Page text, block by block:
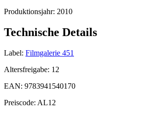
Produktionsjahr: 2010
Technische Details
Label: Filmgalerie 451
Altersfreigabe: 12
EAN: 9783941540170
Preiscode: AL12